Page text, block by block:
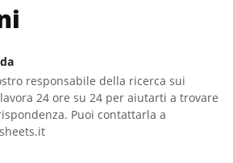
responsabile della ricerca sui
24 ore su 24 per aiutarti a trovare
Puoi contattarla a